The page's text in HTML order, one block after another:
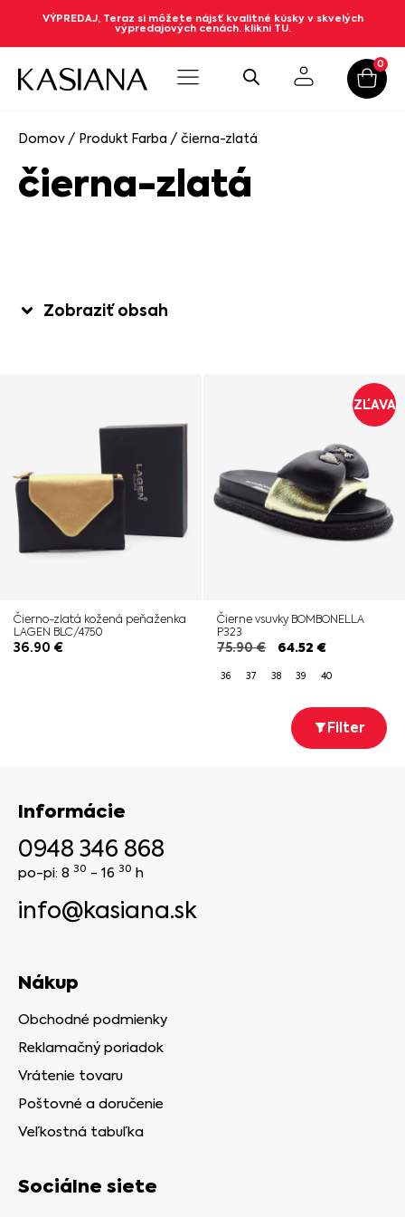
VÝPREDAJ, Teraz si môžete nájsť kvalitné kúsky v skvelých
výpredajových cenách. klikni TU.
0
Domov / Produkt Farba / čierna-zlatá
čierna-zlatá
Zobraziť obsah
Čierno-zlatá kožená peňaženka
LAGEN BLC/4750
36.90 €
ZĽAVA
Čierne vsuvky BOMBONELLA
P323
75.90€ 64.52 €
36 37 38 39 40
Filter
Informácie
0948 346 868
po-pi: 8 30 - 16 30 h
info@kasiana.sk
Nákup
Obchodné podmienky
Reklamačný poriadok
Vrátenie tovaru
Poštovné a doručenie
Veľkostná tabuľka
Sociálne siete